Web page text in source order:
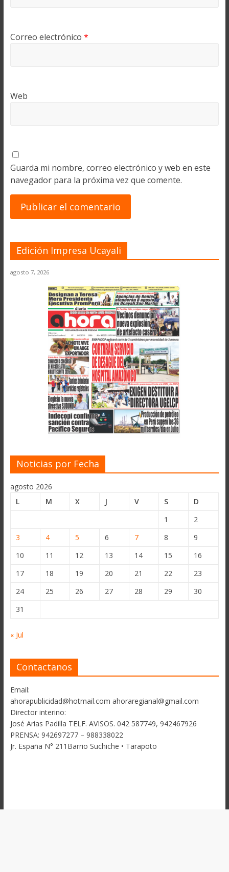
Correo electrónico *
Web
Guarda mi nombre, correo electrónico y web en este
navegador para la próxima vez que comente.
Edición Impresa Ucayali
agosto 7, 2026
Noticias por Fecha
agosto 2026
L
M X J V S
D
1
2
3
4 5 6 7 8
9
10
11 12 13 14 15
16
17
18 19 20 21 22
23
24
25 26 27 28 29
30
31
« Jul
Contactanos
Email:
ahorapublicidad@hotmail.com ahoraregianal@gmail.com
Director interino:
José Arias Padilla TELF. AVISOS. 042 587749, 942467926
PRENSA: 942697277 – 988338022
Jr. España N° 211Barrio Suchiche • Tarapoto